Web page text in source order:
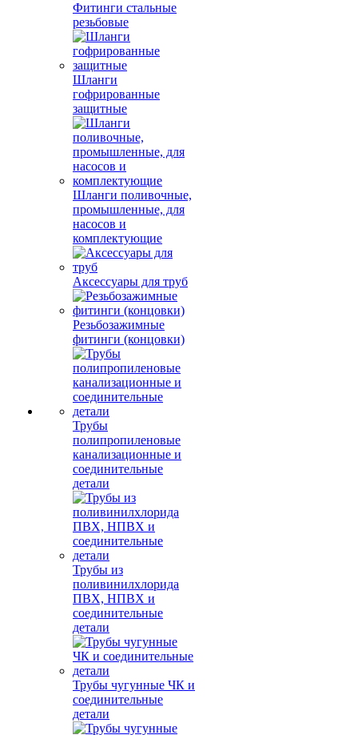
Фитинги стальные
резьбовые
Шланги
гофрированные
защитные
Шланги поливочные,
промышленные, для
насосов и
комплектующие
Аксессуары для труб
Резьбозажимные
фитинги (концовки)
Трубы
полипропиленовые
канализационные и
соединительные
детали
Трубы из
поливинилхлорида
ПВХ, НПВХ и
соединительные
детали
Трубы чугунные ЧК и
соединительные
детали